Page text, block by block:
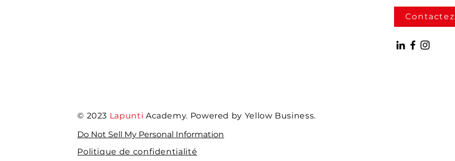
© 2023 Lapunti Academy. Powered by Yellow Business.
Do Not Sell My Personal Information
Politique de confidentialité